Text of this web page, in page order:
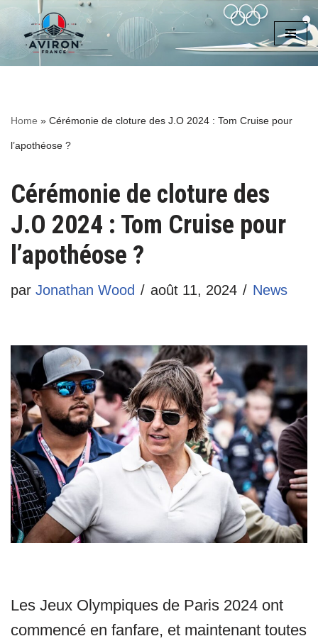
Aller
au
Home » Cérémonie de cloture des J.O 2024 : Tom Cruise pour
l’apothéose ?
Cérémonie de cloture des
J.O 2024 : Tom Cruise pour
l’apothéose ?
par Jonathan Wood août 11, 2024 News
Les Jeux Olympiques de Paris 2024 ont
commencé en fanfare, et maintenant toutes